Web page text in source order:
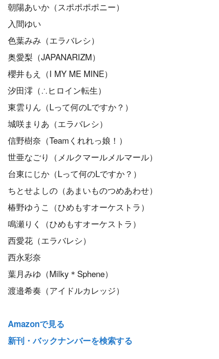
朝陽あいか（スポポポポニー）
入間ゆい
色葉みみ（エラバレシ）
奥愛梨（JAPANARIZM）
櫻井もえ（I MY ME MINE）
汐田澪（∴ヒロイン転生）
東雲りん（Lって何のLですか？）
城咲まりあ（エラバレシ）
信野樹奈（Teamくれれっ娘！）
世亜なごり（メルクマールメルマール）
台東にじか（Lって何のLですか？）
ちとせよしの（あまいものつめあわせ）
椿野ゆうこ（ひめもすオーケストラ）
鳴瀬りく（ひめもすオーケストラ）
西愛花（エラバレシ）
西永彩奈
葉月みゆ（Milky＊Sphene）
渡邉希奏（アイドルカレッジ）
Amazonで見る
新刊・バックナンバーを検索する